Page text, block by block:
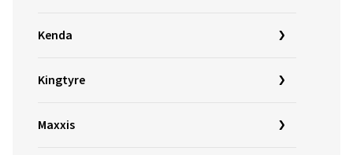
Kenda
Kingtyre
Maxxis